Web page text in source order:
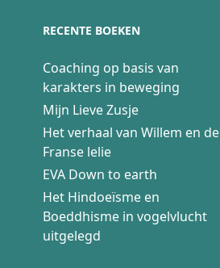
RECENTE BOEKEN
Coaching op basis van
karakters in beweging
Mijn Lieve Zusje
Het verhaal van Willem en de
Franse lelie
EVA Down to earth
Het Hindoeïsme en
Boeddhisme in vogelvlucht
uitgelegd